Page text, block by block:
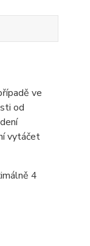
ve
od
vytáčet
4